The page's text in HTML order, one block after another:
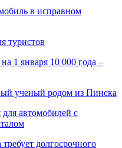
в исправном
туристов
1 января 10 000 года –
ученый родом из Пинска
автомобилей с
долгосрочного